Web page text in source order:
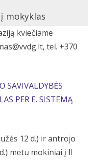
mokyklas
kviečiame
tel. +370
SAVIVALDYBĖS
PER E. SISTEMĄ
12 d.) ir antrojo
metu mokiniai į II